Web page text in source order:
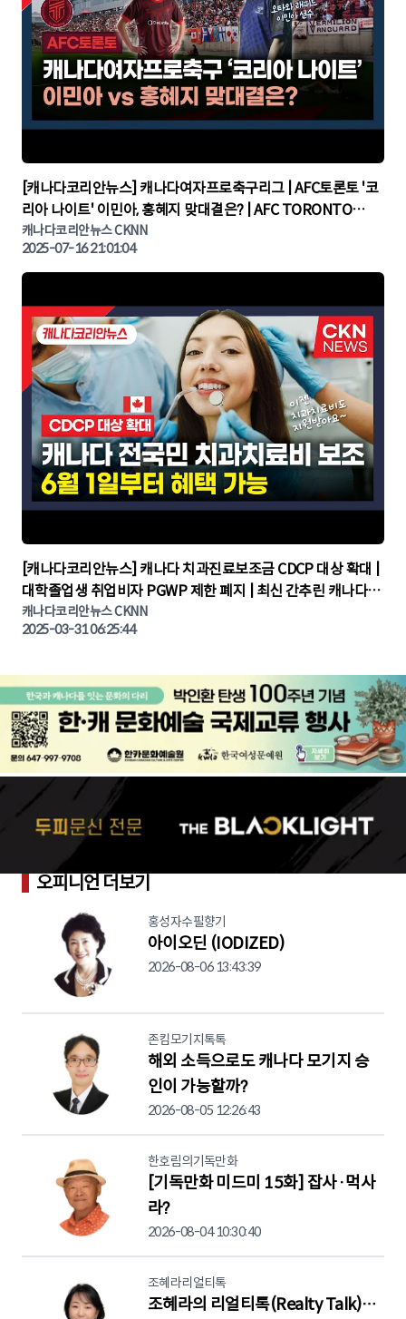
▶
[캐나다코리안뉴스] 캐나다여자프로축구리그 | AFC토론토 '코
리아 나이트' 이민아, 홍혜지 맞대결은? | AFC TORONTO
KOREA NIGHT | 캐나다뉴스 | 토론토뉴스
캐나다코리안뉴스 CKNN
2025-07-16 21:01:04
▶
[캐나다코리안뉴스] 캐나다 치과진료보조금 CDCP 대상 확대 |
대학졸업생 취업비자 PGWP 제한 폐지 | 최신 간추린 캐나다뉴
스 | CKNNEWS | 캐나다뉴스 | 토론토뉴스
캐나다코리안뉴스 CKNN
2025-03-31 06:25:44
오피니언 더보기
홍성자수필향기
아이오딘 (IODIZED)
2026-08-06 13:43:39
존킴모기지톡톡
해외 소득으로도 캐나다 모기지 승
인이 가능할까?
2026-08-05 12:26:43
한호림의기독만화
[기독만화 미드미 15화] 잡사·먹사
라?
2026-08-04 10:30:40
조혜라리얼티톡
조혜라의 리얼티톡(Realty Talk)…